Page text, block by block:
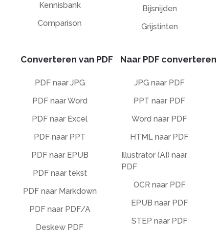
Kennisbank
Comparison
Bijsnijden
Grijstinten
Converteren van PDF
PDF naar JPG
PDF naar Word
PDF naar Excel
PDF naar PPT
PDF naar EPUB
PDF naar tekst
PDF naar Markdown
PDF naar PDF/A
Deskew PDF
Naar PDF converteren
JPG naar PDF
PPT naar PDF
Word naar PDF
HTML naar PDF
Illustrator (AI) naar
PDF
OCR naar PDF
EPUB naar PDF
STEP naar PDF